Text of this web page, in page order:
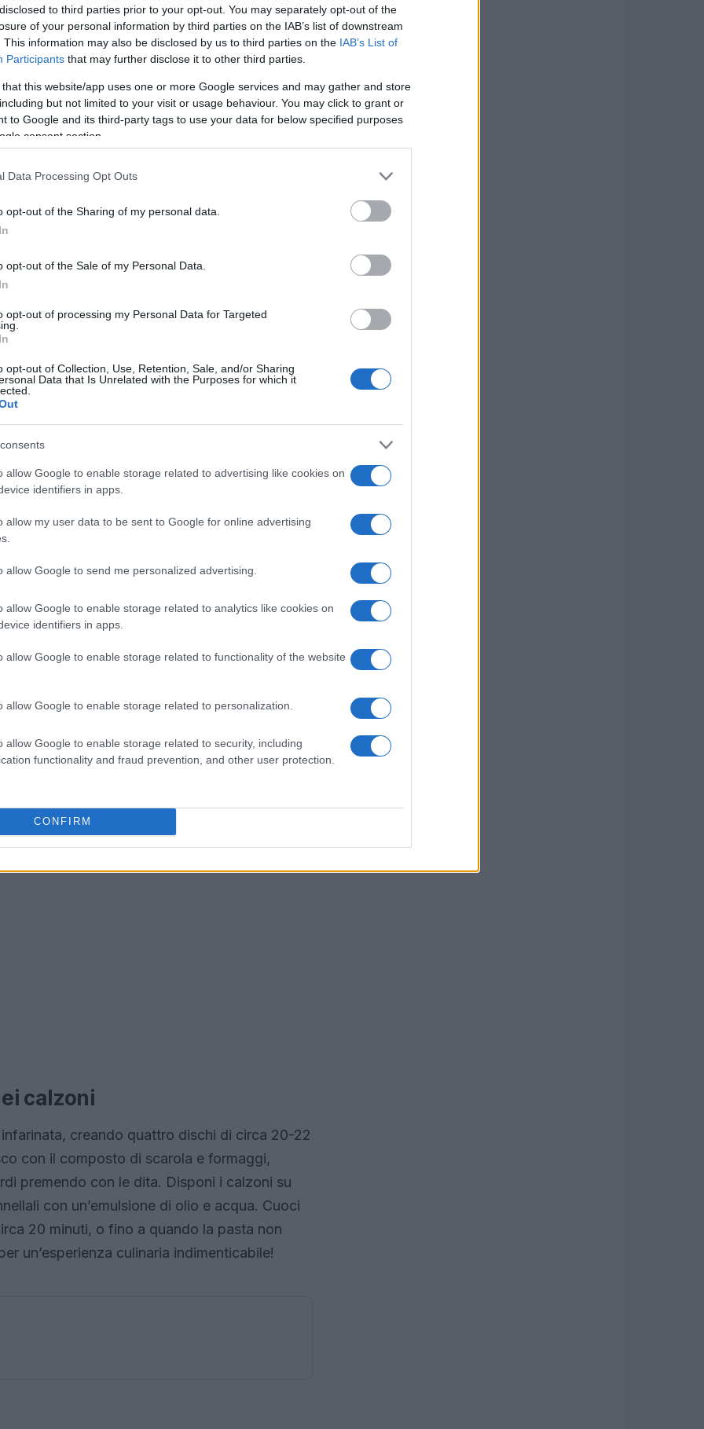
to third parties prior to your opt-out. You may separately opt-out of the
of your personal information by third parties on the IAB’s list of downstream
This information may also be disclosed by us to third parties on the IAB’s List of
Participants that may further disclose it to other third parties.
that this website/app uses one or more Google services and may gather and store
but not limited to your visit or usage behaviour. You may click to grant or
to Google and its third-party tags to use your data for below specified purposes
consent section.
Data Processing Opt Outs
opt-out of the Sharing of my personal data.
opt-out of the Sale of my Personal Data.
opt-out of processing my Personal Data for Targeted
opt-out of Collection, Use, Retention, Sale, and/or Sharing
Data that Is Unrelated with the Purposes for which it
allow Google to enable storage related to advertising like cookies on
identifiers in apps.
allow my user data to be sent to Google for online advertising
allow Google to send me personalized advertising.
allow Google to enable storage related to analytics like cookies on
identifiers in apps.
allow Google to enable storage related to functionality of the website
allow Google to enable storage related to personalization.
allow Google to enable storage related to security, including
functionality and fraud prevention, and other user protection.
CONFIRM
di:
una base perfetta per i tuoi calzoni. La
ma una combinazione classica prevede l’uso
e olive.
una cipolla in poco olio e sale. Aggiungi la
a julienne, e lascia cuocere a fuoco medio
sale e pepe macinato. Una volta che la
e unisci la ricotta, la mozzarella tritata, il
e un po’ di prezzemolo tritato. Mescola
omogeneo.
calzoni
creando quattro dischi di circa 20-22
con il composto di scarola e formaggi,
premendo con le dita. Disponi i calzoni su
con un’emulsione di olio e acqua. Cuoci
20 minuti, o fino a quando la pasta non
un’esperienza culinaria indimenticabile!